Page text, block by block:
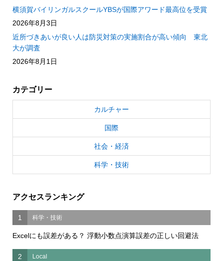
横須賀バイリンガルスクールYBSが国際アワード最高位を受賞
2026年8月3日
近所づきあいが良い人は防災対策の実施割合が高い傾向 東北
大が調査
2026年8月1日
カテゴリー
カルチャー
国際
社会・経済
科学・技術
アクセスランキング
1 科学・技術
Excelにも誤差がある？ 浮動小数点演算誤差の正しい回避法
2 Local